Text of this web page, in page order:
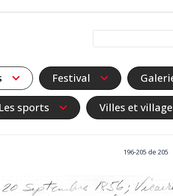
Festival
Les sports Villes et
196-205 de 205